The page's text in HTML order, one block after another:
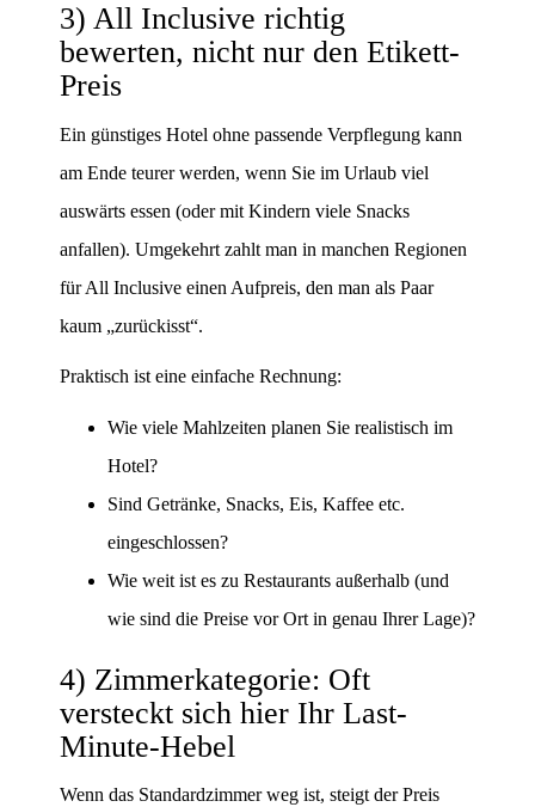
3) All Inclusive richtig
bewerten, nicht nur den Etikett-
Preis
Ein günstiges Hotel ohne passende Verpflegung kann
am Ende teurer werden, wenn Sie im Urlaub viel
auswärts essen (oder mit Kindern viele Snacks
anfallen). Umgekehrt zahlt man in manchen Regionen
für All Inclusive einen Aufpreis, den man als Paar
kaum „zurückisst“.
Praktisch ist eine einfache Rechnung:
Wie viele Mahlzeiten planen Sie realistisch im
Hotel?
Sind Getränke, Snacks, Eis, Kaffee etc.
eingeschlossen?
Wie weit ist es zu Restaurants außerhalb (und
wie sind die Preise vor Ort in genau Ihrer Lage)?
4) Zimmerkategorie: Oft
versteckt sich hier Ihr Last-
Minute-Hebel
Wenn das Standardzimmer weg ist, steigt der Preis